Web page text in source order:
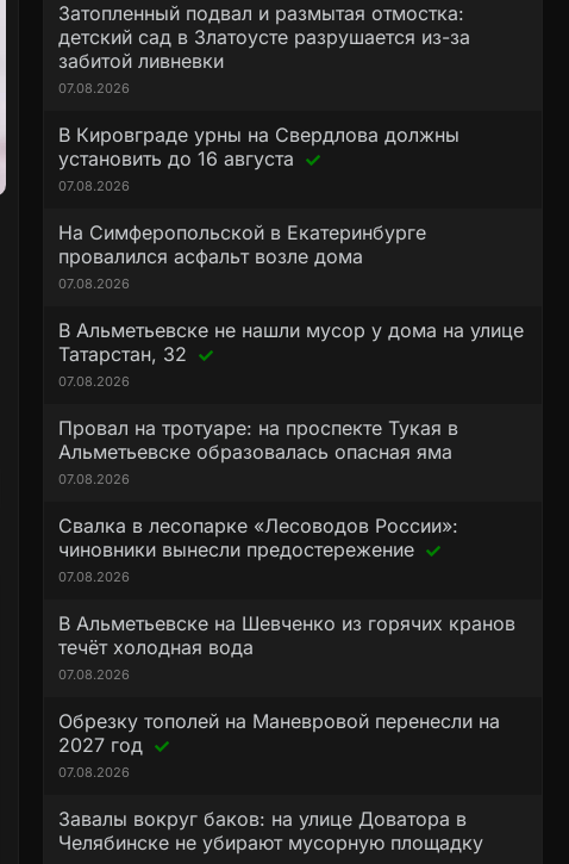
Затопленный подвал и размытая отмостка:
детский сад в Златоусте разрушается из-за
забитой ливневки
07.08.2026
В Кировграде урны на Свердлова должны
установить до 16 августа
07.08.2026
На Симферопольской в Екатеринбурге
провалился асфальт возле дома
07.08.2026
В Альметьевске не нашли мусор у дома на улице
Татарстан, 32
07.08.2026
Провал на тротуаре: на проспекте Тукая в
Альметьевске образовалась опасная яма
07.08.2026
Свалка в лесопарке «Лесоводов России»:
чиновники вынесли предостережение
07.08.2026
В Альметьевске на Шевченко из горячих кранов
течёт холодная вода
07.08.2026
Обрезку тополей на Маневровой перенесли на
2027 год
07.08.2026
Завалы вокруг баков: на улице Доватора в
Челябинске не убирают мусорную площадку